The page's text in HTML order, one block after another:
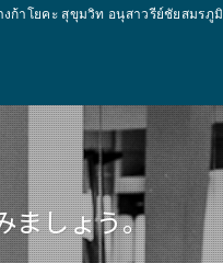
งก้าโยคะ สุขุมวิท อนุสาวรีย์ชัยสมรภูมิ
ましょう。